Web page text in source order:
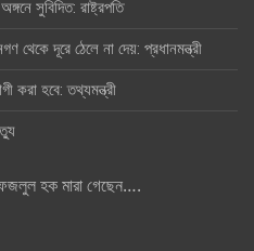
সুবিদিত: রাষ্ট্রপতি
থেকে দূরে ঠেলে না দেয়: প্রধানমন্ত্রী
করা হবে: তথ্যমন্ত্রী
হক মারা গেছেন….